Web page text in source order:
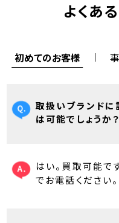
よくあ
初めてのお客様
取扱いブランド
は可能でしょうか？
はい。買取可能で
でお電話ください。